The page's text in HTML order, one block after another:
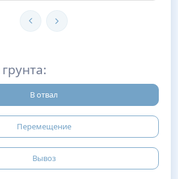
В отвал
Перемещение
Вывоз